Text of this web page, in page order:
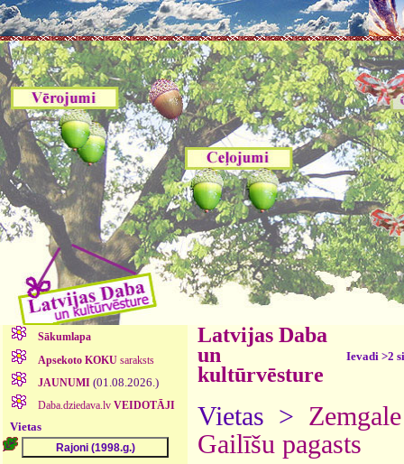
Sākumlapa
Apsekoto KOKUsaraksts
JAUNUMI (01.08.2026.)
Daba.dziedava.lv VEIDOTĀJI
Vietas
Latvijas Daba
un
kultūrvēsture
Ievadi >2
Vietas > Zemgale
Gailīšu pagasts